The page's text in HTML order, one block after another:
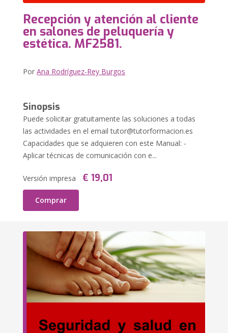
Recepción y atención al cliente
en salones de peluquería y
estética. MF2581.
PorAna Rodríguez-Rey Burgos
Sinopsis
Puede solicitar gratuitamente las soluciones a todas
las actividades en el emailtutor@tutorformacion.es
Capacidades que se adquieren con este Manual: -
Aplicar técnicas de comunicación con e...
Versión impresa € 19,01
Comprar